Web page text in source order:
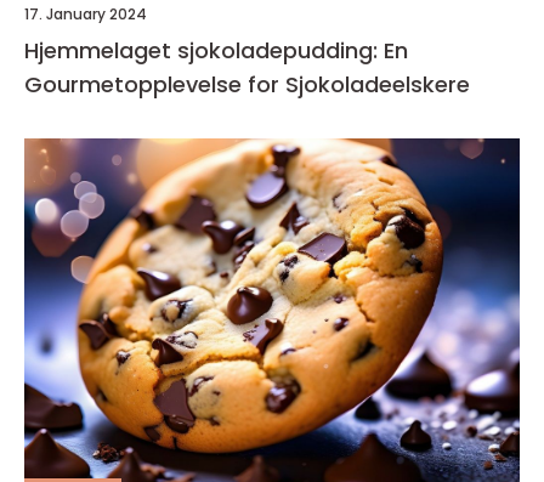
17. January 2024
Hjemmelaget sjokoladepudding: En
Gourmetopplevelse for Sjokoladeelskere